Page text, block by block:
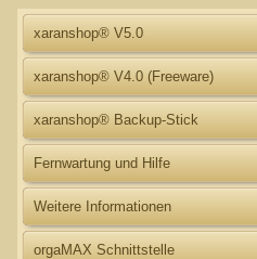
xaranshop® V5.0
xaranshop® V4.0 (Freeware)
xaranshop® Backup-Stick
Fernwartung und Hilfe
Weitere Informationen
orgaMAX Schnittstelle